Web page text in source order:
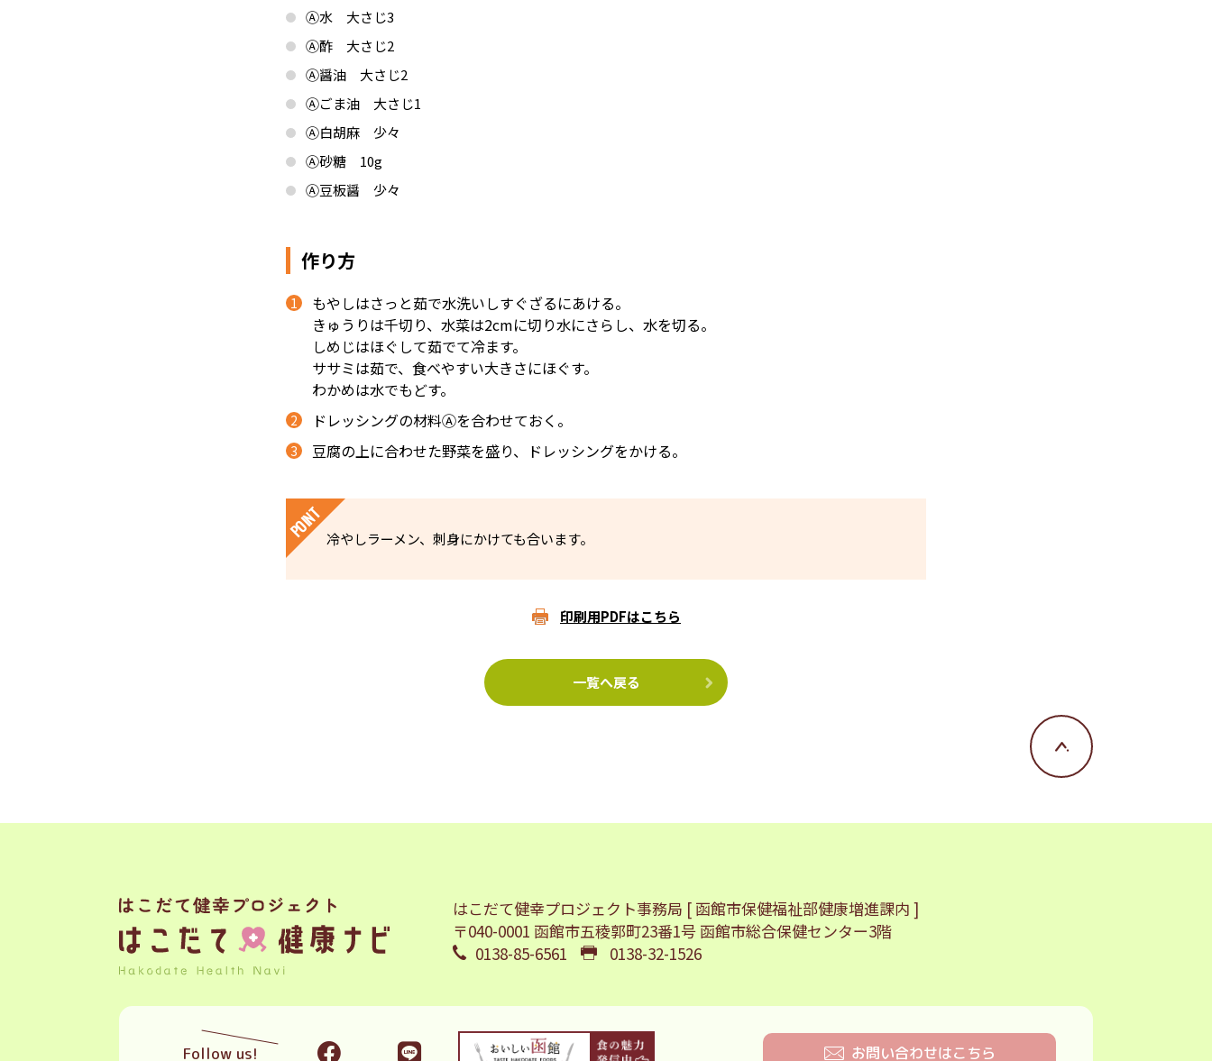
Ⓐ水 大さじ3
Ⓐ酢 大さじ2
Ⓐ醤油 大さじ2
Ⓐごま油 大さじ1
Ⓐ白胡麻 少々
Ⓐ砂糖 10g
Ⓐ豆板醤 少々
作り方
もやしはさっと茹で水洗いしすぐざるにあける。
きゅうりは千切り、水菜は2cmに切り水にさらし、水を切る。
しめじはほぐして茹でて冷ます。
ササミは茹で、食べやすい大きさにほぐす。
わかめは水でもどす。
ドレッシングの材料Ⓐを合わせておく。
豆腐の上に合わせた野菜を盛り、ドレッシングをかける。
冷やしラーメン、刺身にかけても合います。
印刷用PDFはこちら
一覧へ戻る
はこだて健幸プロジェクト事務局 [ 函館市保健福祉部健康増進課内 ]
〒040-0001 函館市五稜郭町23番1号 函館市総合保健センター3階
0138-85-6561
0138-32-1526
Follow us! お問い合わせはこちら